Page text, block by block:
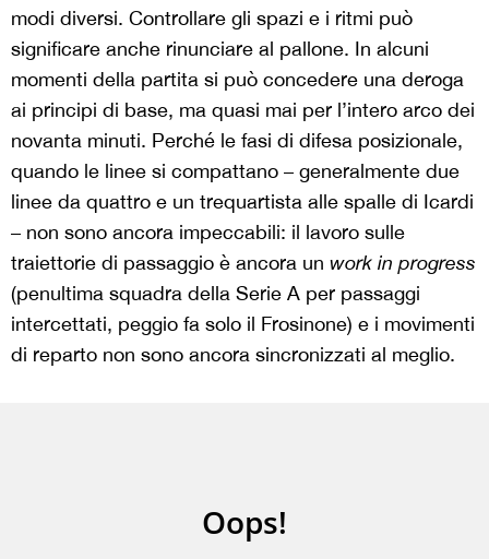
modi diversi. Controllare gli spazi e i ritmi può
significare anche rinunciare al pallone. In alcuni
momenti della partita si può concedere una deroga
ai principi di base, ma quasi mai per l’intero arco dei
novanta minuti. Perché le fasi di difesa posizionale,
quando le linee si compattano – generalmente due
linee da quattro e un trequartista alle spalle di Icardi
– non sono ancora impeccabili: il lavoro sulle
traiettorie di passaggio è ancora un work in progress
(penultima squadra della Serie A per passaggi
intercettati, peggio fa solo il Frosinone) e i movimenti
di reparto non sono ancora sincronizzati al meglio.